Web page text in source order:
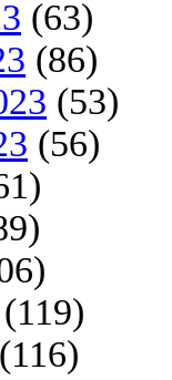
(63)
(86)
(53)
(56)
(119)
(116)